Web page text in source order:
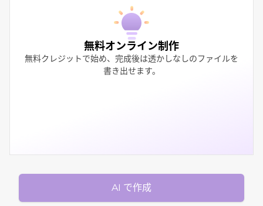
無料オンライン制作
無料クレジットで始め、完成後は透かしなしのファイルを
書き出せます。
AI で作成